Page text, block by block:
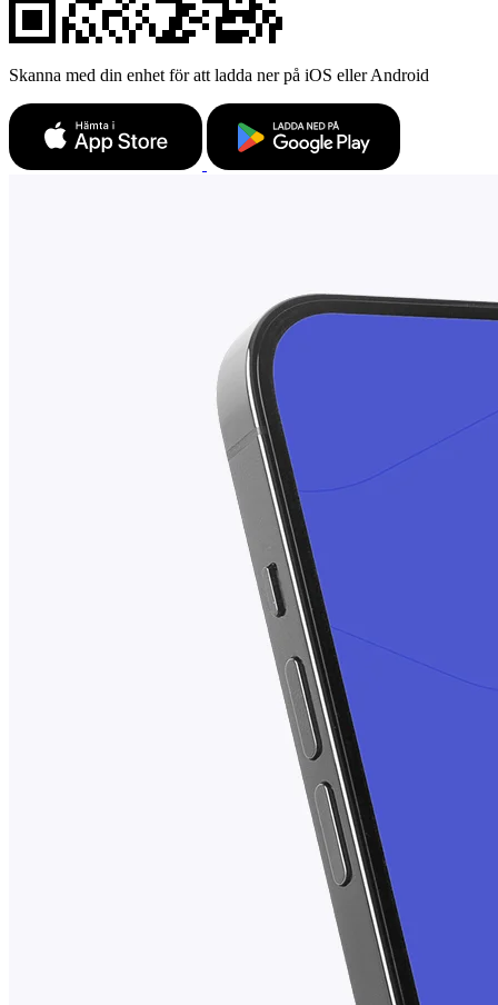
Skanna med din enhet för att ladda ner på iOS eller Android